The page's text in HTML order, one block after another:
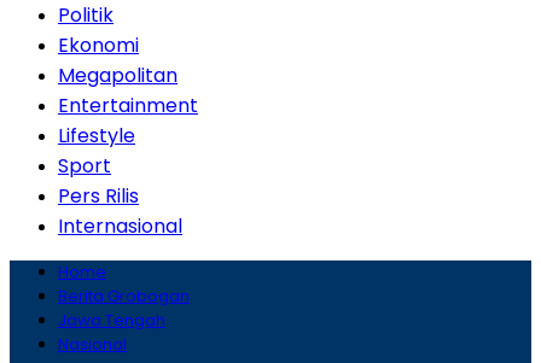
Politik
Ekonomi
Megapolitan
Entertainment
Lifestyle
Sport
Pers Rilis
Internasional
Home
Berita Grobogan
Jawa Tengah
Nasional